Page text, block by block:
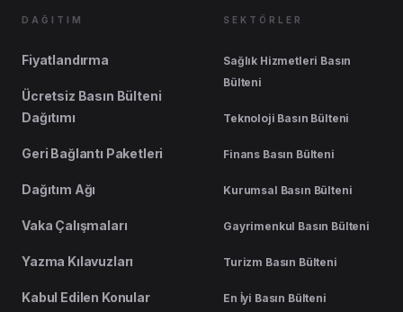
DAĞITIM
Fiyatlandırma
Ücretsiz Basın Bülteni
Dağıtımı
Geri Bağlantı Paketleri
Dağıtım Ağı
Vaka Çalışmaları
Yazma Kılavuzları
Kabul Edilen Konular
SEKTÖRLER
Sağlık Hizmetleri Basın
Bülteni
Teknoloji Basın Bülteni
Finans Basın Bülteni
Kurumsal Basın Bülteni
Gayrimenkul Basın Bülteni
Turizm Basın Bülteni
En İyi Basın Bülteni